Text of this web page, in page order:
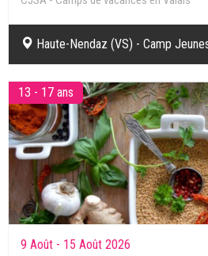
Haute-Nendaz (VS) - Camp
(CJSA)
13 - 17 ans
9 Août - 15 Août 2026